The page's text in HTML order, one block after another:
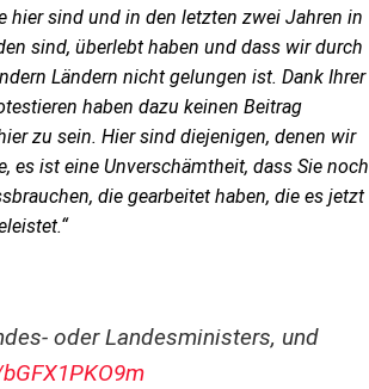
hier sind und in den letzten zwei Jahren in
sind, überlebt haben und dass wir durch
Ländern nicht gelungen ist. Dank Ihrer
haben dazu keinen Beitrag
zu sein. Hier sind diejenigen, denen wir
es ist eine Unverschämtheit, dass Sie noch
die gearbeitet haben, die es jetzt
oder Landesministers, und